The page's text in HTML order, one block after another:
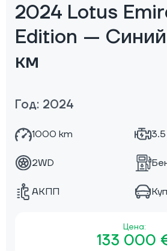
2024 Lotus
Edition —
км
Год: 2024
1000 km 3.5
2WD
АКПП
Цена:
133 000